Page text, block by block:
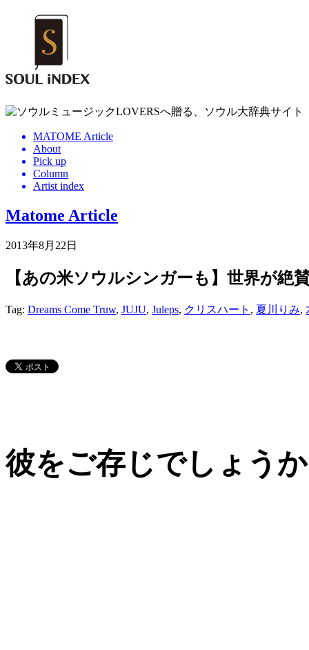
MATOME Article
About
Pick up
Column
Artist index
Matome Article
2013年8月22日
【あの米ソウルシンガーも】世界が絶
Tag: Dreams Come Truw, JUJU, Juleps, クリスハート , 夏川りみ,
彼をご存じでしょう